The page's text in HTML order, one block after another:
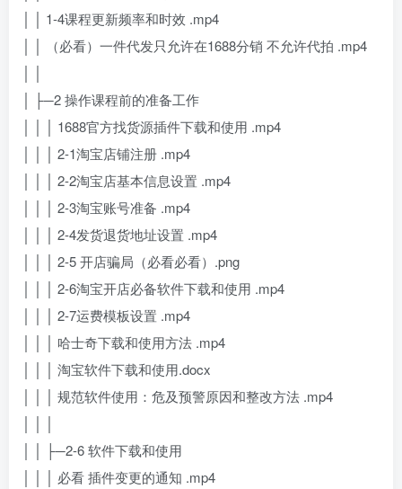
│ │ 1-4课程更新频率和时效 .mp4
│ │ （必看）一件代发只允许在1688分销 不允许代拍 .mp4
│ ├─2 操作课程前的准备工作
│ │ │ 1688官方找货源插件下载和使用 .mp4
│ │ │ 2-1淘宝店铺注册 .mp4
│ │ │ 2-2淘宝店基本信息设置 .mp4
│ │ │ 2-3淘宝账号准备 .mp4
│ │ │ 2-4发货退货地址设置 .mp4
│ │ │ 2-5 开店骗局（必看必看）.png
│ │ │ 2-6淘宝开店必备软件下载和使用 .mp4
│ │ │ 2-7运费模板设置 .mp4
│ │ │ 哈士奇下载和使用方法 .mp4
│ │ │ 淘宝软件下载和使用.docx
│ │ │ 规范软件使用：危及预警原因和整改方法 .mp4
│ │ ├─2-6 软件下载和使用
│ │ │ 必看 插件变更的通知 .mp4